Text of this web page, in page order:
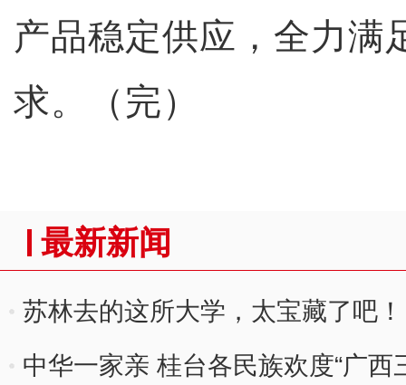
产品稳定供应，全力满
求。（完）
最新新闻
苏林去的这所大学，太宝藏了吧！
中华一家亲 桂台各民族欢度“广西